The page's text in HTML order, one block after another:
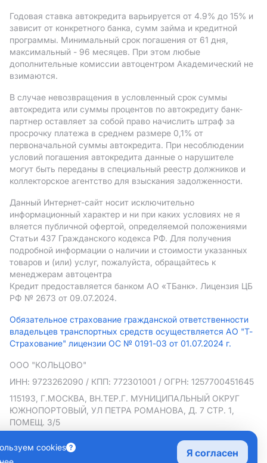
Годовая ставка автокредита варьируется от 4.9% до 15% и
зависит от конкретного банка, сумм займа и кредитной
программы. Минимальный срок погашения от 61 дня,
максимальный - 96 месяцев. При этом любые
дополнительные комиссии автоцентром Академический не
взимаются.
В случае невозвращения в условленный срок суммы
автокредита или суммы процентов по автокредиту банк-
партнер оставляет за собой право начислить штраф за
просрочку платежа в среднем размере 0,1% от
первоначальной суммы автокредита. При несоблюдении
условий погашения автокредита данные о нарушителе
могут быть переданы в специальный реестр должников и
коллекторское агентство для взыскания задолженности.
Данный Интернет-сайт носит исключительно
информационный характер и ни при каких условиях не я
вляется публичной офертой, определяемой положениями
Статьи 437 Гражданского кодекса РФ. Для получения
подробной информации о наличии и стоимости указанных
товаров и (или) услуг, пожалуйста, обращайтесь к
менеджерам автоцентра
Кредит предоставляется банком АO «ТБанк». Лицензия ЦБ
РФ № 2673 от 09.07.2024.
Обязательное страхование гражданской ответственности
владельцев транспортных средств осуществляется АО "Т-
Страхование" лицензии ОС № 0191-03 от 01.07.2024 г.
ООО "КОЛЬЦОВО"
ИНН: 9723262090 / КПП: 772301001 / ОГРН: 1257700451645
115193, Г.МОСКВА, ВН.ТЕР.Г. МУНИЦИПАЛЬНЫЙ ОКРУГ
ЮЖНОПОРТОВЫЙ, УЛ ПЕТРА РОМАНОВА, Д. 7 СТР. 1,
ПОМЕЩ. 3/5
Политика в отношении обработки персональных данных
Согласие на рекламную рассылку
cookies
Я согласен